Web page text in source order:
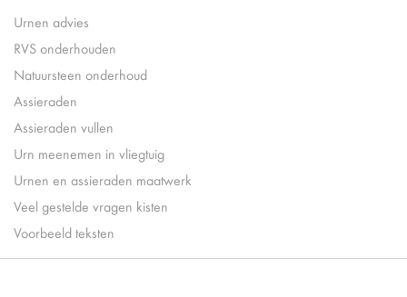
Urnen advies
RVS onderhouden
Natuursteen onderhoud
Assieraden
Assieraden vullen
Urn meenemen in vliegtuig
Urnen en assieraden maatwerk
Veel gestelde vragen kisten
Voorbeeld teksten